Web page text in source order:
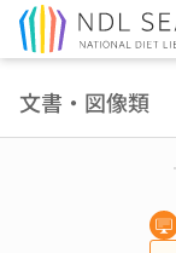
文書・図像類